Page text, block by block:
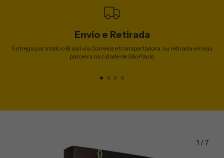
Envio e Retirada
Entrega para todo o Brasil via Correios e transportadora, ou retirada em loja
parceira na cidade de São Paulo.
1 / 7